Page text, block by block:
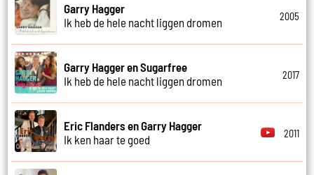
Garry Hagger
Ik heb de hele nacht liggen dromen
2005
Garry Hagger en Sugarfree
Ik heb de hele nacht liggen dromen
2017
Eric Flanders en Garry Hagger
Ik ken haar te goed
2011